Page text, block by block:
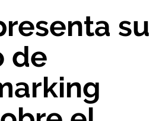
su
de